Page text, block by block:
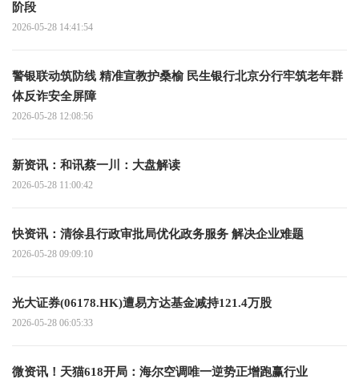
阶段
2026-05-28 14:41:54
警银联动筑防线 精准宣教护桑榆 民生银行北京分行牢筑老年群
体反诈安全屏障
2026-05-28 12:08:56
新资讯：和讯蔡一川：大盘解读
2026-05-28 11:00:42
快资讯：清徐县行政审批局优化政务服务 解决企业难题
2026-05-28 09:09:10
光大证券(06178.HK)遭易方达基金减持121.4万股
2026-05-28 06:05:33
微资讯！天猫618开局：海尔空调唯一逆势正增跑赢行业